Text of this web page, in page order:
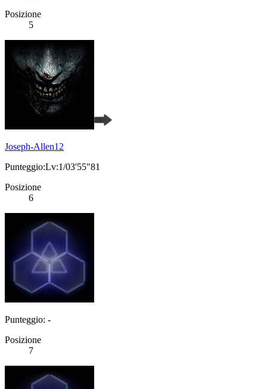
Posizione
5
Joseph-Allen12
Punteggio:Lv:1/03'55"81
Posizione
6
Punteggio: -
Posizione
7